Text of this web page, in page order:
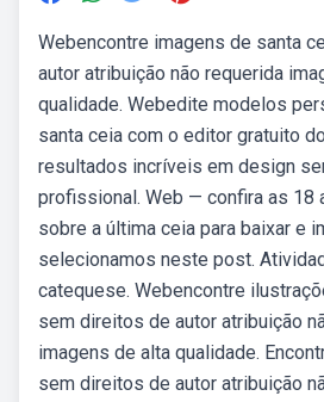
Webencontre imagens de santa
autor atribuição não requerida
qualidade. Webedite modelos
santa ceia com o editor gratuito
resultados incríveis em design
profissional. Web — confira as 18
sobre a última ceia para baixar e
selecionamos neste post.
catequese. Webencontre
sem direitos de autor atribuição
imagens de alta qualidade.
sem direitos de autor atribuição